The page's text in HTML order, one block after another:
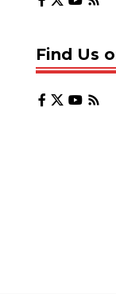
Find Us